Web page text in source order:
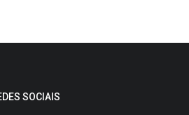
SOCIAIS